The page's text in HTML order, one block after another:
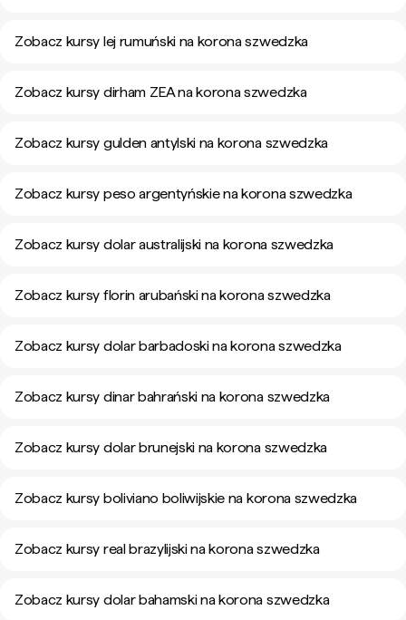
Zobacz kursy lej rumuński na korona szwedzka
Zobacz kursy dirham ZEA na korona szwedzka
Zobacz kursy gulden antylski na korona szwedzka
Zobacz kursy peso argentyńskie na korona szwedzka
Zobacz kursy dolar australijski na korona szwedzka
Zobacz kursy florin arubański na korona szwedzka
Zobacz kursy dolar barbadoski na korona szwedzka
Zobacz kursy dinar bahrański na korona szwedzka
Zobacz kursy dolar brunejski na korona szwedzka
Zobacz kursy boliviano boliwijskie na korona szwedzka
Zobacz kursy real brazylijski na korona szwedzka
Zobacz kursy dolar bahamski na korona szwedzka